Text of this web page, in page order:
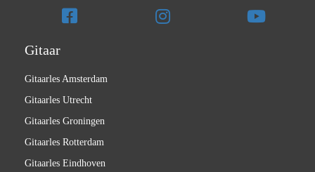
Gitaar
Gitaarles Amsterdam
Gitaarles Utrecht
Gitaarles Groningen
Gitaarles Rotterdam
Gitaarles Eindhoven